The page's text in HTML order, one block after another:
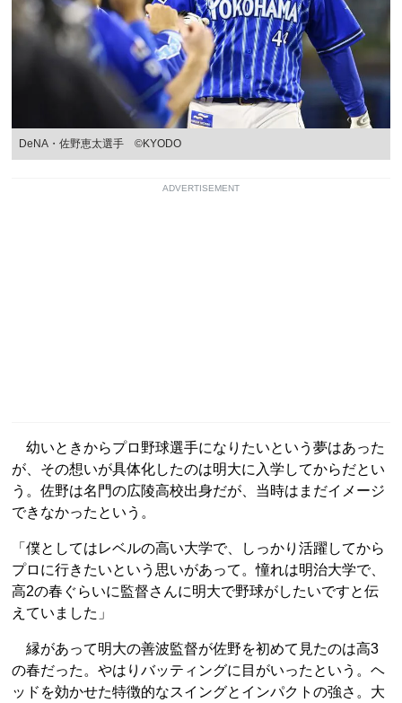
DeNA・佐野恵太選手 ©KYODO
ADVERTISEMENT
幼いときからプロ野球選手になりたいという夢はあった
が、その想いが具体化したのは明大に入学してからだとい
う。佐野は名門の広陵高校出身だが、当時はまだイメージ
できなかったという。
「僕としてはレベルの高い大学で、しっかり活躍してから
プロに行きたいという思いがあって。憧れは明治大学で、
高2の春ぐらいに監督さんに明大で野球がしたいですと伝
えていました」
縁があって明大の善波監督が佐野を初めて見たのは高3
の春だった。やはりバッティングに目がいったという。ヘ
ッドを効かせた特徴的なスイングとインパクトの強さ。大